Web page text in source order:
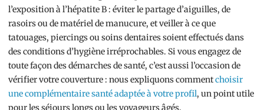
l’exposition à l’hépatite B : éviter le partage d’aiguilles, de
rasoirs ou de matériel de manucure, et veiller à ce que
tatouages, piercings ou soins dentaires soient effectués dans
des conditions d’hygiène irréprochables. Si vous engagez de
toute façon des démarches de santé, c’est aussi l’occasion de
vérifier votre couverture : nous expliquons commentchoisir
une complémentaire santé adaptée à votre profil, un point utile
pour les séjours longs ou les voyageurs âgés.